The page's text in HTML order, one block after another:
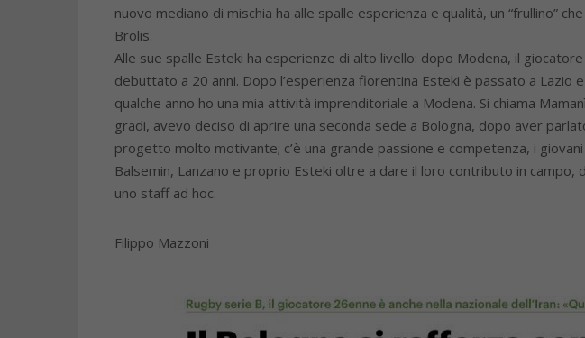
nuovo mediano di mischia ha alle spalle esperienza e qualità, un “frullino”
Brolis.
Alle sue spalle Esteki ha esperienze di alto livello: dopo Modena, il
debuttato a 20 anni. Dopo l’esperienza fiorentina Esteki è passato a Lazio
qualche anno ho una mia attività imprenditoriale a Modena. Si chiama
gradi, avevo deciso di aprire una seconda sede a Bologna, dopo aver
progetto molto motivante; c’è una grande passione e competenza, i
Balsemin, Lanzano e proprio Esteki oltre a dare il loro contributo in
uno staff ad hoc.
Filippo Mazzoni